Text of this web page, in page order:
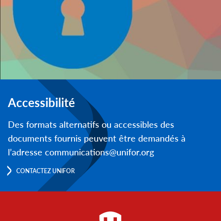
Accessibilité
Des formats alternatifs ou accessibles des
documents fournis peuvent être demandés à
l’adresse communications@unifor.org
CONTACTEZ UNIFOR